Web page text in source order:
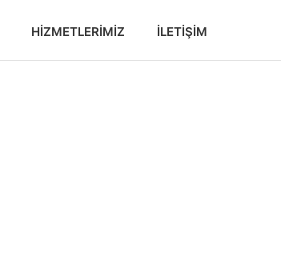
HIZMETLERIMIZ İLETIŞIM